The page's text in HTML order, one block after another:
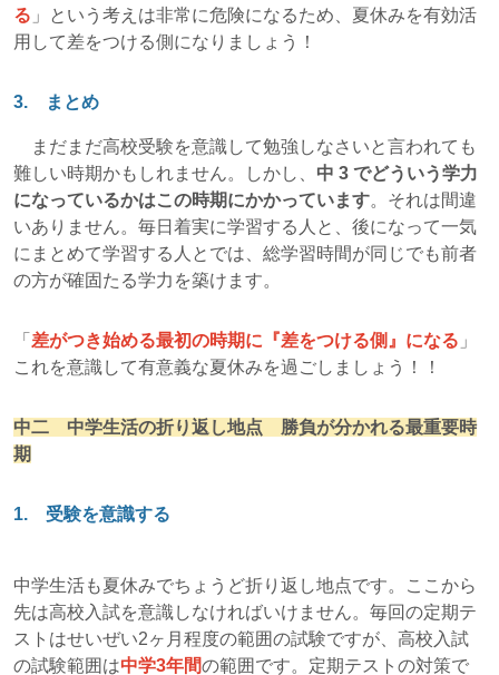
る 」という考えは非常に危険になるため、夏休みを有効活
用して差をつける側になりましょう！
3. まとめ
まだまだ高校受験を意識して勉強しなさいと言われても
難しい時期かもしれません。しかし、 中 3 でどういう学力
になっているかはこの時期にかかっています。それは間違
いありません。毎日着実に学習する人と、後になって一気
にまとめて学習する人とでは、総学習時間が同じでも前者
の方が確固たる学力を築けます。
「 差がつき始める最初の時期に『差をつける側』になる 」
これを意識して有意義な夏休みを過ごしましょう！！
中二 中学生活の折り返し地点 勝負が分かれる最重要時
期
1. 受験を意識する
中学生活も夏休みでちょうど折り返し地点です。ここから
先は高校入試を意識しなければいけません。毎回の定期テ
ストはせいぜい2ヶ月程度の範囲の試験ですが、高校入試
の試験範囲は中学3年間の範囲です。定期テストの対策で